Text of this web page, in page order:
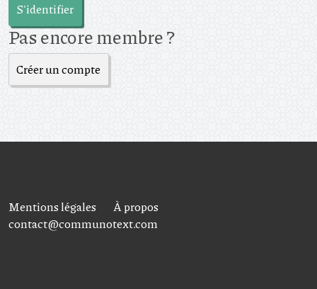
S'identifier
Pas encore membre ?
Créer un compte
Mentions légales
À propos
contact@communotext.com